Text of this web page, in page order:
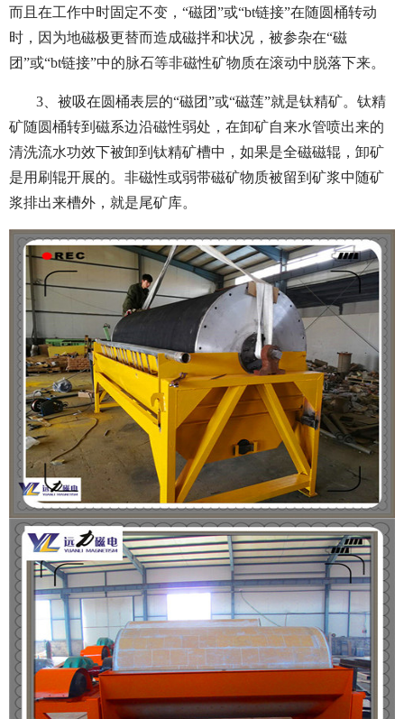
而且在工作中时固定不变，“磁团”或“bt链接”在随圆桶转动
时，因为地磁极更替而造成磁拌和状况，被参杂在“磁
团”或“bt链接”中的脉石等非磁性矿物质在滚动中脱落下来。
3、被吸在圆桶表层的“磁团”或“磁莲”就是钛精矿。钛精
矿随圆桶转到磁系边沿磁性弱处，在卸矿自来水管喷出来的
清洗流水功效下被卸到钛精矿槽中，如果是全磁磁辊，卸矿
是用刷辊开展的。非磁性或弱带磁矿物质被留到矿浆中随矿
浆排出来槽外，就是尾矿库。